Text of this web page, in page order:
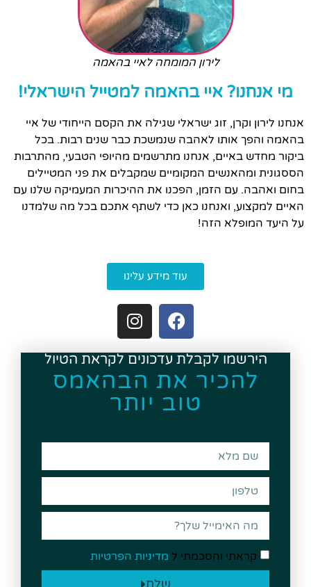
לירון המומחה לאיי בהאמה
מי אנחנו? איי בהאמה למטייל הישראלי!
אנחנו לירון וקרן, זוג ישראלי שגילה את הקסם הייחודי של איי
בהאמה והפך אותו לאהבה שנמשכת כבר שנים רבות. בכל
ביקור מחדש באיים, אנחנו מתרשמים מהיופי הטבעי, מהתרבות
הססגונית ומהאנשים המקומיים שמקבלים את פני המטיילים
בחום ואהבה. עם הזמן, הפכנו את ההיכרות המעמיקה שלנו עם
האיים למקצוע, ואנחנו כאן כדי לשתף אתכם בכל מה שלמדנו
על היעד המופלא הזה!
עוד מידע עלינו
הירשמו לקבלת עדכונים לקראת הטיול
להכיר את הבהאמס
טוב יותר
קראתי והסכמתי ל מדיניות הפרטיות